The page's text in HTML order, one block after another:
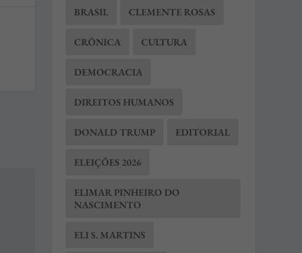
BRASIL CLEMENTE ROSAS
CRÔNICA CULTURA
DEMOCRACIA
DIREITOS HUMANOS
DONALD TRUMP EDITORIAL
ELEIÇÕES 2026
ELIMAR PINHEIRO DO
NASCIMENTO
ELI S. MARTINS